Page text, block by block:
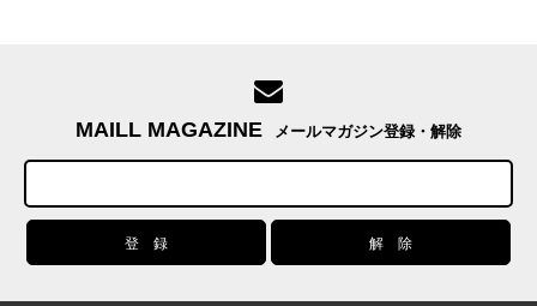
MAILL MAGAZINE メールマガジン登録・解除